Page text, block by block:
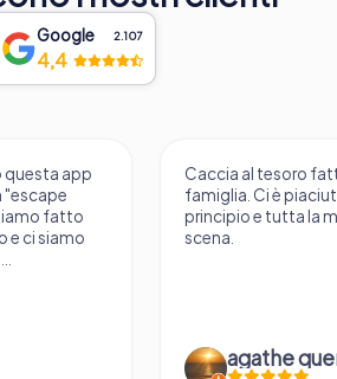
Google 2.107
4,4
app
"escape
fatto
e ci siamo
Caccia al tesoro
famiglia. Ci è
principio e tutta la
scena.
agathe